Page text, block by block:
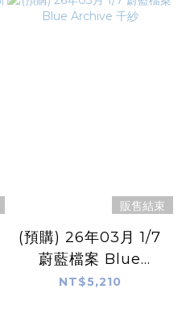
販售結束
(預購) 26年03月 1/7
蔚藍檔案 Blue
Archive 千紗
NT$5,210